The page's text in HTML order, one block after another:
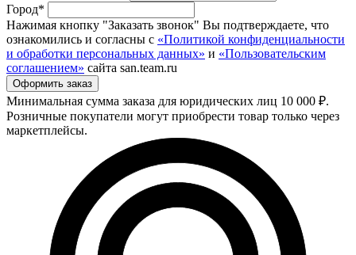
Город*
Нажимая кнопку "Заказать звонок" Вы подтверждаете, что
ознакомились и согласны с «Политикой конфиденциальности
и обработки персональных данных» и «Пользовательским
соглашением» сайта san.team.ru
Минимальная сумма заказа для юридических лиц 10 000 ₽.
Розничные покупатели могут приобрести товар только через
маркетплейсы.